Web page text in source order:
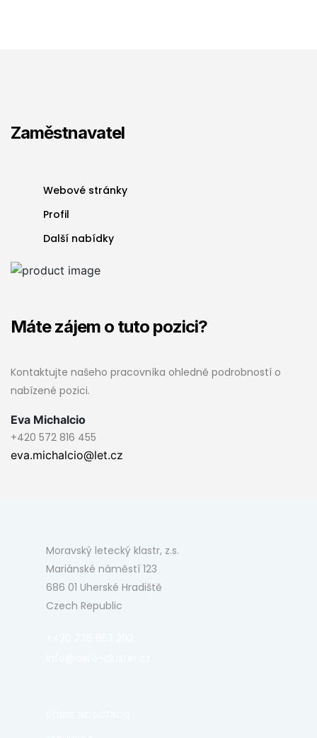
Zaměstnavatel
Webové stránky
Profil
Další nabídky
Máte zájem o tuto pozici?
Kontaktujte našeho pracovníka ohledně podrobností o
nabízené pozici.
Eva Michalcio
+420 572 816 455
eva.michalcio@let.cz
Moravský letecký klastr, z.s.
Mariánské náměstí 123
686 01 Uherské Hradiště
Czech Republic